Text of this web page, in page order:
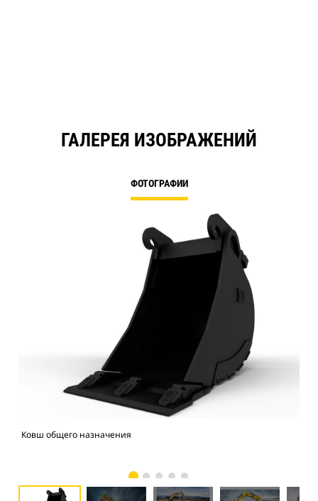
ГАЛЕРЕЯ ИЗОБРАЖЕНИЙ
ФОТОГРАФИИ
Ковш общего назначения